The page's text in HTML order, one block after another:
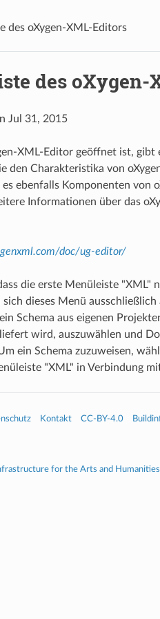
des oXygen-XML-Editors
des oXygen-
Jul 31, 2015
XML-Editor geöffnet ist,
den Charakteristika von
ebenfalls Komponenten von
Informationen über das
doc/ug-editor/
die erste Menüleiste
dieses Menü
Schema aus eigenen
wird, auszuwählen und
ein Schema zuzuweisen,
"XML" in Verbindung
Kontakt CC-BY-4.0
for the Arts and Humanities